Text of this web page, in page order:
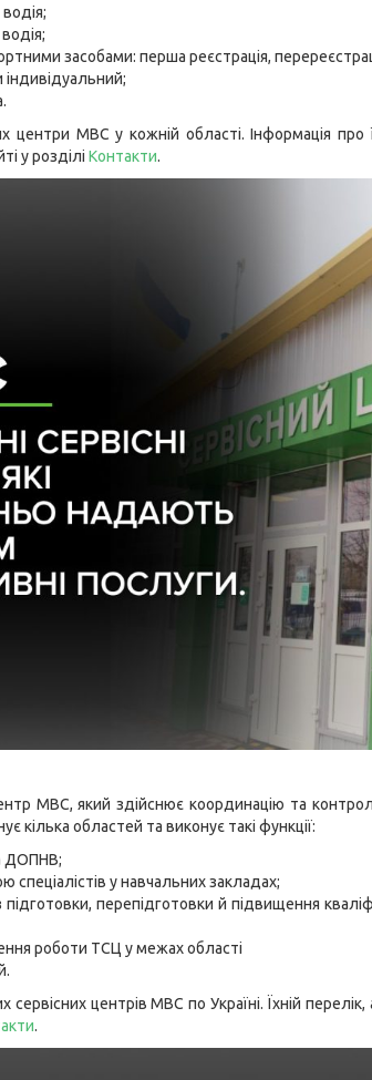
засобами: перша реєстрація,
центри МВС у кожній області. Інформація про
у розділі Контакти.
МВС, який здійснює координацію та
кілька областей та виконує такі функції:
ДОПНВ;
спеціалістів у навчальних закладах;
перепідготовки й підвищення
роботи ТСЦ у межах області
сервісних центрів МВС по Україні. Їхній
.